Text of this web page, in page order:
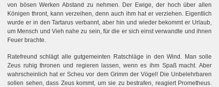
von bösen Werken Abstand zu nehmen. Der Ewige, der hoch über allen
Königen thront, kann verzeihen, denn auch ihm hat er verziehen. Eigentlich
wurde er in den Tartarus verbannt, aber hin und wieder bekommt er Urlaub,
um Mensch und Vieh nahe zu sein, für die er sich einst verwandte und ihnen
Feuer brachte.
Ratefreund schlägt alle gutgemeinten Ratschläge in den Wind. Man solle
Zeus ruhig thronen und regieren lassen, wenn es ihm Spaß macht. Aber
wahrscheinlich hat er Scheu vor dem Grimm der Vögel! Die Unbelehrbaren
sollen sehen, dass Zeus kommt, um sie zu bestrafen, reagiert Prometheus.